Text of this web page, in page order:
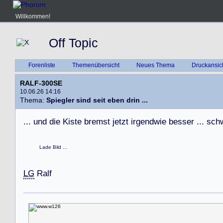
Willkommen!
Off Topic
Forenliste Themenübersicht Neues Thema
RALF-300SE
10.06.26 14:16
Thema: Spiegler sind seit eben drin ...
... und die Kiste bremst jetzt irgendwie besser ... sch
Lade Bild ...
LG Ralf